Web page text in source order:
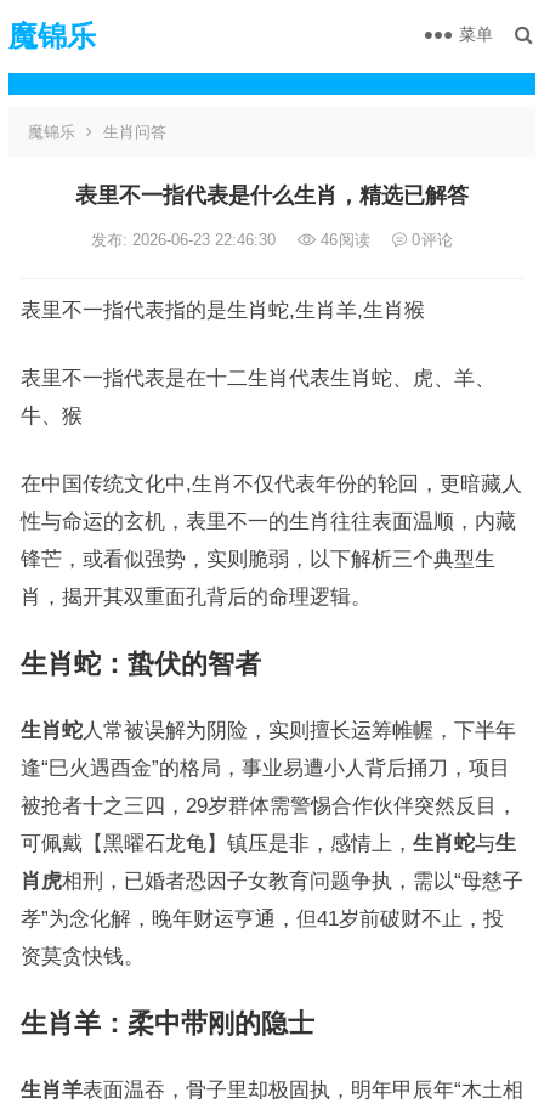
魔锦乐 菜单
魔锦乐 生肖问答
表里不一指代表是什么生肖，精选已解答
发布: 2026-06-23 22:46:30 46阅读 0评论
表里不一指代表指的是生肖蛇,生肖羊,生肖猴
表里不一指代表是在十二生肖代表生肖蛇、虎、羊、
牛、猴
在中国传统文化中,生肖不仅代表年份的轮回，更暗藏人
性与命运的玄机，表里不一的生肖往往表面温顺，内藏
锋芒，或看似强势，实则脆弱，以下解析三个典型生
肖，揭开其双重面孔背后的命理逻辑。
生肖蛇：蛰伏的智者
生肖蛇人常被误解为阴险，实则擅长运筹帷幄，下半年
逢“巳火遇酉金”的格局，事业易遭小人背后捅刀，项目
被抢者十之三四，29岁群体需警惕合作伙伴突然反目，
可佩戴【黑曜石龙龟】镇压是非，感情上， 生肖蛇与生
肖虎相刑，已婚者恐因子女教育问题争执，需以“母慈子
孝”为念化解，晚年财运亨通，但41岁前破财不止，投
资莫贪快钱。
生肖羊：柔中带刚的隐士
生肖羊表面温吞，骨子里却极固执，明年甲辰年“木土相